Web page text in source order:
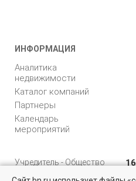
ИНФОРМАЦИЯ
Аналитика
недвижимости
Каталог компаний
Партнеры
Календарь
мероприятий
Учредитель - Общество